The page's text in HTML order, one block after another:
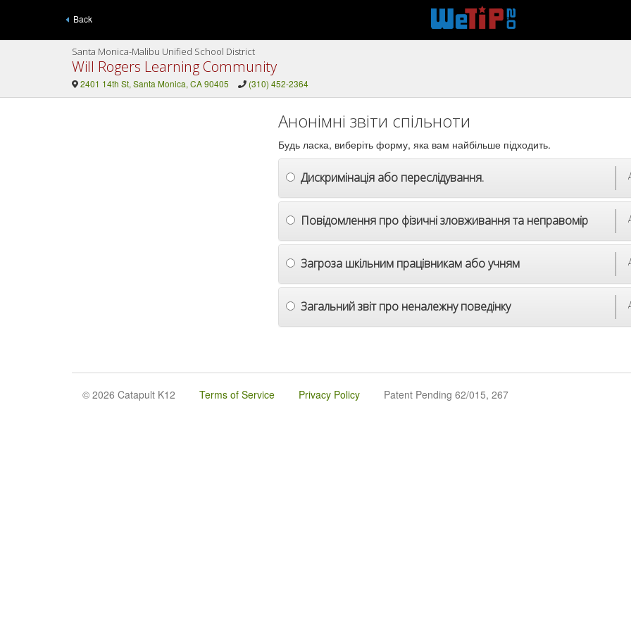
Back
Santa Monica-Malibu Unified School District
Will Rogers Learning Community
2401 14th St, Santa Monica, CA 90405 (310) 452-2364
Анонімні звіти спільноти
Будь ласка, виберіть форму, яка вам найбільше підходить.
Дискримінація або переслідування.
Повідомлення про фізичні зловживання та неправомір
Загроза шкільним працівникам або учням
Загальний звіт про неналежну поведінку
© 2026 Catapult K12 Terms of Service Privacy Policy Patent Pending 62/015, 267